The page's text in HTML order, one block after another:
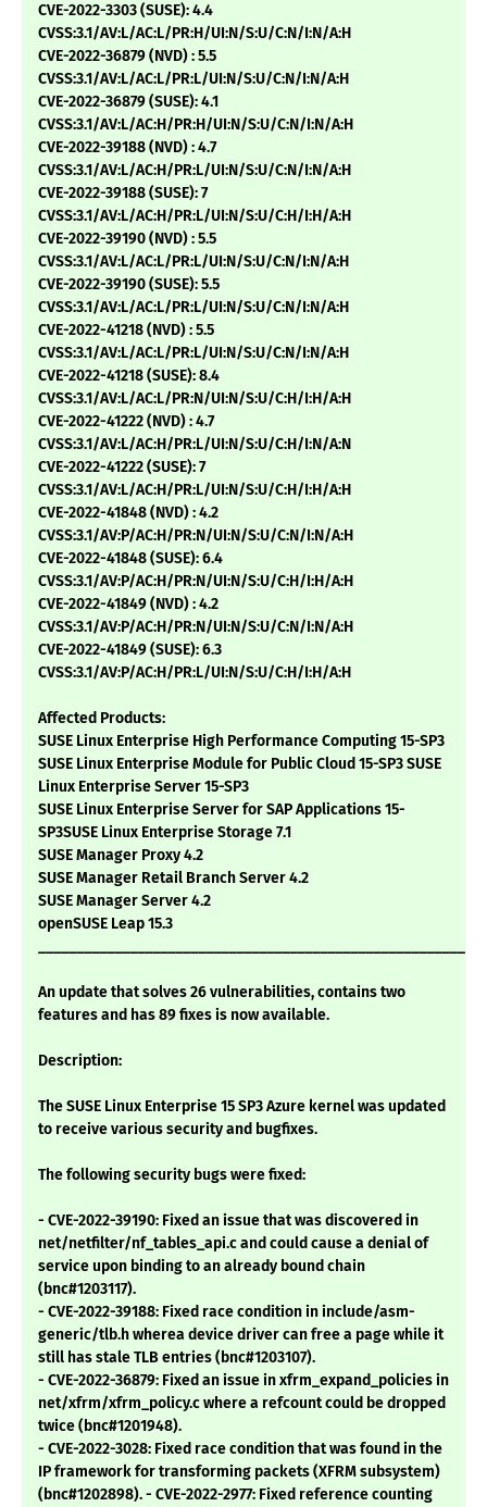
CVE-2022-3303 (SUSE): 4.4
CVSS:3.1/AV:L/AC:L/PR:H/UI:N/S:U/C:N/I:N/A:H
CVE-2022-36879 (NVD) : 5.5
CVSS:3.1/AV:L/AC:L/PR:L/UI:N/S:U/C:N/I:N/A:H
CVE-2022-36879 (SUSE): 4.1
CVSS:3.1/AV:L/AC:H/PR:H/UI:N/S:U/C:N/I:N/A:H
CVE-2022-39188 (NVD) : 4.7
CVSS:3.1/AV:L/AC:H/PR:L/UI:N/S:U/C:N/I:N/A:H
CVE-2022-39188 (SUSE): 7
CVSS:3.1/AV:L/AC:H/PR:L/UI:N/S:U/C:H/I:H/A:H
CVE-2022-39190 (NVD) : 5.5
CVSS:3.1/AV:L/AC:L/PR:L/UI:N/S:U/C:N/I:N/A:H
CVE-2022-39190 (SUSE): 5.5
CVSS:3.1/AV:L/AC:L/PR:L/UI:N/S:U/C:N/I:N/A:H
CVE-2022-41218 (NVD) : 5.5
CVSS:3.1/AV:L/AC:L/PR:L/UI:N/S:U/C:N/I:N/A:H
CVE-2022-41218 (SUSE): 8.4
CVSS:3.1/AV:L/AC:L/PR:N/UI:N/S:U/C:H/I:H/A:H
CVE-2022-41222 (NVD) : 4.7
CVSS:3.1/AV:L/AC:H/PR:L/UI:N/S:U/C:H/I:N/A:N
CVE-2022-41222 (SUSE): 7
CVSS:3.1/AV:L/AC:H/PR:L/UI:N/S:U/C:H/I:H/A:H
CVE-2022-41848 (NVD) : 4.2
CVSS:3.1/AV:P/AC:H/PR:N/UI:N/S:U/C:N/I:N/A:H
CVE-2022-41848 (SUSE): 6.4
CVSS:3.1/AV:P/AC:H/PR:N/UI:N/S:U/C:H/I:H/A:H
CVE-2022-41849 (NVD) : 4.2
CVSS:3.1/AV:P/AC:H/PR:N/UI:N/S:U/C:N/I:N/A:H
CVE-2022-41849 (SUSE): 6.3
CVSS:3.1/AV:P/AC:H/PR:L/UI:N/S:U/C:H/I:H/A:H
Affected Products:
SUSE Linux Enterprise High Performance Computing 15-SP3
SUSE Linux Enterprise Module for Public Cloud 15-SP3 SUSE
Linux Enterprise Server 15-SP3
SUSE Linux Enterprise Server for SAP Applications 15-
SP3SUSE Linux Enterprise Storage 7.1
SUSE Manager Proxy 4.2
SUSE Manager Retail Branch Server 4.2
SUSE Manager Server 4.2
openSUSE Leap 15.3
An update that solves 26 vulnerabilities, contains two
features and has 89 fixes is now available.
Description:
The SUSE Linux Enterprise 15 SP3 Azure kernel was updated
to receive various security and bugfixes.
The following security bugs were fixed:
- CVE-2022-39190: Fixed an issue that was discovered in
net/netfilter/nf_tables_api.c and could cause a denial of
service upon binding to an already bound chain
(bnc#1203117).
- CVE-2022-39188: Fixed race condition in include/asm-
generic/tlb.h wherea device driver can free a page while it
still has stale TLB entries (bnc#1203107).
- CVE-2022-36879: Fixed an issue in xfrm_expand_policies in
net/xfrm/xfrm_policy.c where a refcount could be dropped
twice (bnc#1201948).
- CVE-2022-3028: Fixed race condition that was found in the
IP framework for transforming packets (XFRM subsystem)
(bnc#1202898). - CVE-2022-2977: Fixed reference counting